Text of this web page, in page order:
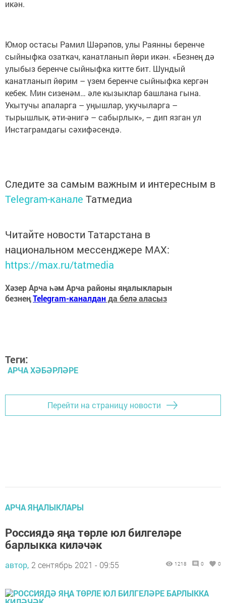
икән.
Юмор остасы Рамил Шәрәпов, улы Раянны беренче
сыйныфка озаткач, канатланып йөри икән. «Безнең дә
улыбыз беренче сыйныфка китте бит. Шундый
канатланып йөрим – үзем беренче сыйныфка кергән
кебек. Мин сизенәм… әле кызыклар башлана гына.
Укытучы апаларга – уңышлар, укучыларга –
тырышлык, әти-әнигә – сабырлык», – дип язган ул
Инстаграмдагы сәхифәсендә.
Следите за самым важным и интересным в
Telegram-канале Татмедиа
Читайте новости Татарстана в
национальном мессенджере MАХ:
https://max.ru/tatmedia
Хәзер Арча һәм Арча районы яңалыкларын
безнеңTelegram-каналданда белә аласыз
Теги:
АРЧА ХӘБӘРЛӘРЕ
Перейти на страницу новости
АРЧА ЯҢАЛЫКЛАРЫ
Россиядә яңа төрле юл билгеләре
барлыкка киләчәк
автор, 2 сентябрь 2021 - 09:55 1218 0 0